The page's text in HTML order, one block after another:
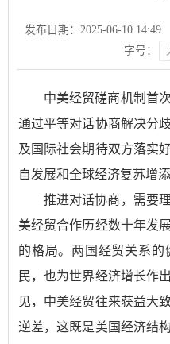
发布日期：2025-06-10 14:49
字号：
中美经贸磋商机制首
通过平等对话协商解决分
及国际社会期待双方落实
自发展和全球经济复苏增
推进对话协商，需要
美经贸合作历经数十年发
的格局。两国经贸关系的
民，也为世界经济增长作
见，中美经贸往来获益大
逆差，这既是美国经济结